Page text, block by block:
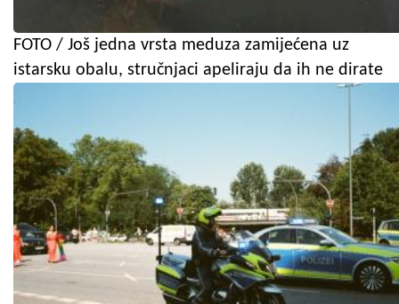
FOTO / Još jedna vrsta meduza zamijećena uz
istarsku obalu, stručnjaci apeliraju da ih ne dirate